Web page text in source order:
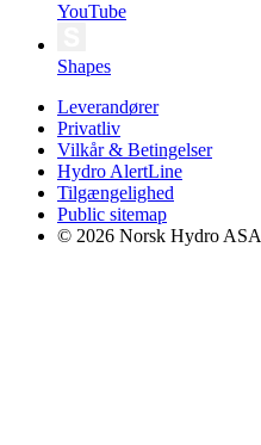
YouTube
Shapes
Leverandører
Privatliv
Vilkår & Betingelser
Hydro AlertLine
Tilgængelighed
Public sitemap
© 2026 Norsk Hydro ASA